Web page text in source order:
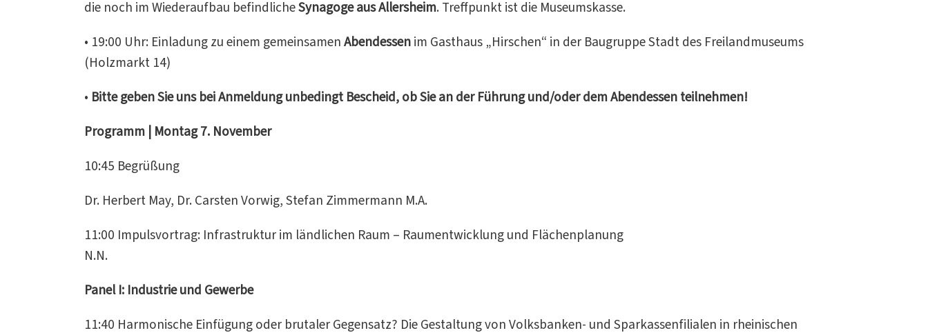
die noch im Wiederaufbau befindlicheSynagoge aus Allersheim. Treffpunkt ist die Museumskasse.
• 19:00 Uhr: Einladung zu einem gemeinsamen Abendessen im Gasthaus „Hirschen“ in der Baugruppe Stadt des Freilandmuseums
(Holzmarkt 14)
• Bitte geben Sie uns bei Anmeldung unbedingt Bescheid, ob Sie an der Führung und/oder dem Abendessen teilnehmen!
Programm | Montag 7. November
10:45 Begrüßung
Dr. Herbert May, Dr. Carsten Vorwig, Stefan Zimmermann M.A.
11:00 Impulsvortrag: Infrastruktur im ländlichen Raum – Raumentwicklung und Flächenplanung
N.N.
Panel I: Industrie und Gewerbe
11:40 Harmonische Einfügung oder brutaler Gegensatz? Die Gestaltung von Volksbanken- und Sparkassenfilialen in rheinischen